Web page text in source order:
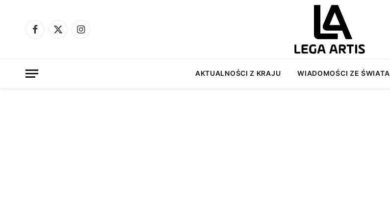
Facebook
X
Instagram
AKTUALNOŚCI Z KRAJU WIADOMOŚCI ZE ŚWIATA